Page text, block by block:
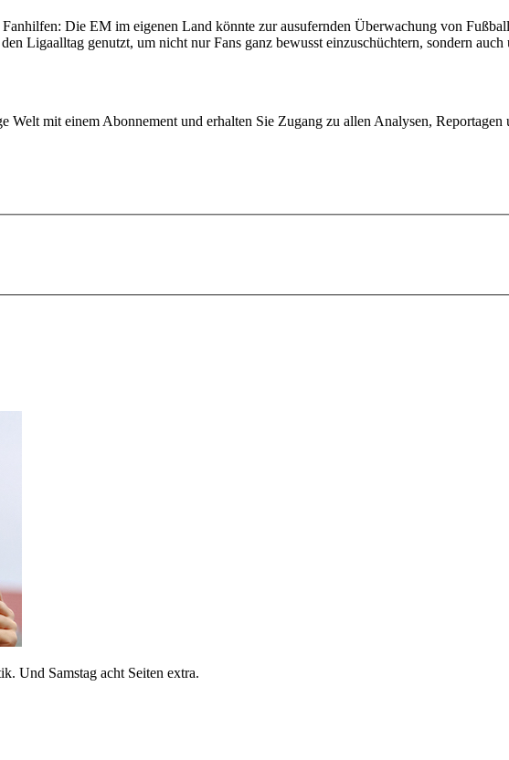
Die EM im eigenen Land könnte zur ausufernden Überwachung von
Ligaalltag genutzt, um nicht nur Fans ganz bewusst einzuschüchtern, sondern
mit einem Abonnement und erhalten Sie Zugang zu allen Analysen, Reportagen
Und Samstag acht Seiten extra.